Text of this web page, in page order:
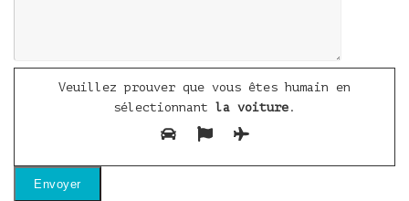
Veuillez prouver que vous êtes humain en
sélectionnant la voiture .